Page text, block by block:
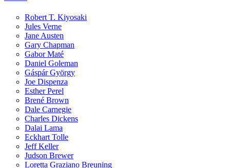
Robert T. Kiyosaki
Jules Verne
Jane Austen
Gary Chapman
Gabor Maté
Daniel Goleman
Gáspár György
Joe Dispenza
Esther Perel
Brené Brown
Dale Carnegie
Charles Dickens
Dalai Lama
Eckhart Tolle
Jeff Keller
Judson Brewer
Loretta Graziano Breuning